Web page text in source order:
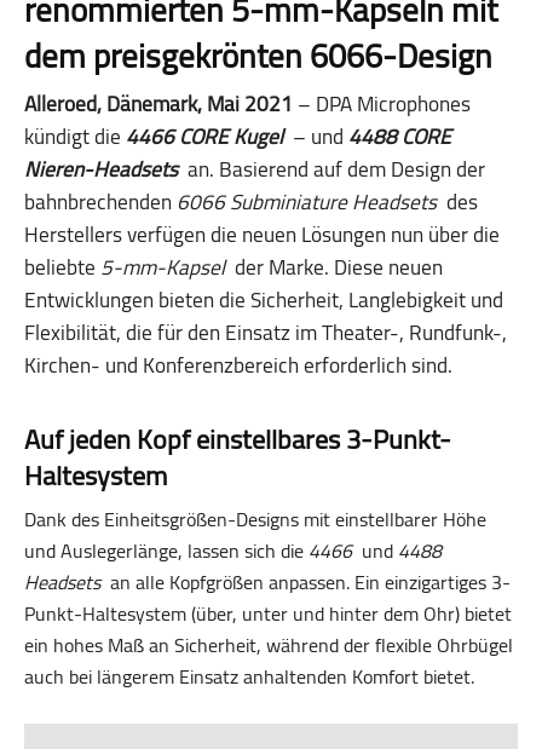
dem preisgekrönten 6066-Design
Alleroed, Dänemark, Mai 2021 – DPA Microphones
kündigt die4466 CORE Kugel– und4488 CORE
Nieren-Headsetsan. Basierend auf dem Design der
bahnbrechenden6066 Subminiature Headsetsdes
Herstellers verfügen die neuen Lösungen nun über die
beliebte5-mm-Kapselder Marke. Diese neuen
Entwicklungen bieten die Sicherheit, Langlebigkeit und
Flexibilität, die für den Einsatz im Theater-, Rundfunk-,
Kirchen- und Konferenzbereich erforderlich sind.
Auf jeden Kopf einstellbares 3-Punkt-
Haltesystem
Dank des Einheitsgrößen-Designs mit einstellbarer Höhe
und Auslegerlänge, lassen sich die4466und4488
Headsetsan alle Kopfgrößen anpassen. Ein einzigartiges 3-
Punkt-Haltesystem (über, unter und hinter dem Ohr) bietet
ein hohes Maß an Sicherheit, während der flexible Ohrbügel
auch bei längerem Einsatz anhaltenden Komfort bietet.